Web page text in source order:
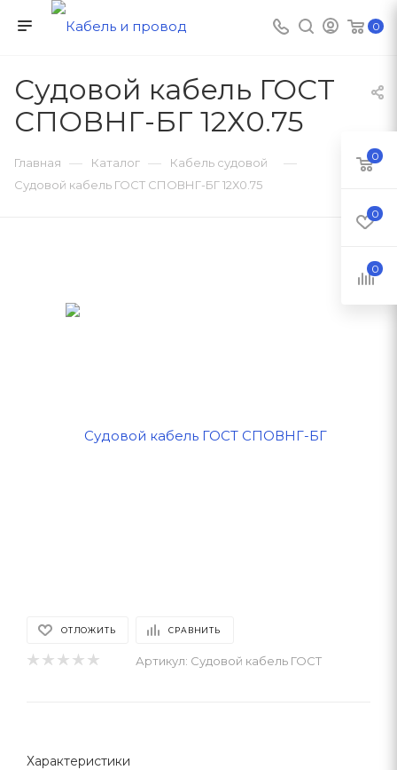
0
Судовой кабель ГОСТ
СПОВНГ-БГ 12Х0.75
Главная — Каталог — Кабель судовой —
Судовой кабель ГОСТ СПОВНГ-БГ 12Х0.75
ОТЛОЖИТЬ СРАВНИТЬ
Артикул: Судовой кабель ГОСТ
Характеристики
0
0
0